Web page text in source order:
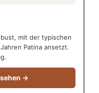
mit der typischen
Patina ansetzt.
→